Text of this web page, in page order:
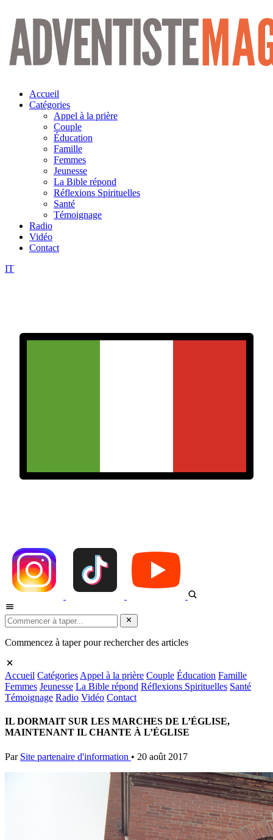
Aller
contenu
Accueil
Catégories
Appel à la prière
Couple
Éducation
Famille
Femmes
Jeunesse
La Bible répond
Réflexions Spirituelles
Santé
Témoignage
Radio
Vidéo
Contact
IT
Commencez à taper pour rechercher des articles
Accueil Catégories Appel à la prière Couple Éducation Famille
Femmes Jeunesse La Bible répond Réflexions Spirituelles Santé
Témoignage Radio Vidéo Contact
IL DORMAIT SUR LES MARCHES DE L’ÉGLISE,
MAINTENANT IL CHANTE À L’ÉGLISE
Par Site partenaire d'information • 20 août 2017